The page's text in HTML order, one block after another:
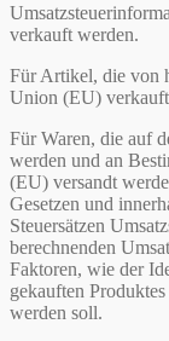
verkauft werden.
Für Artikel, die von
Union (EU)
Für Waren, die auf
werden und an
(EU) versandt
Gesetzen und
Steuersätzen
berechnenden
Faktoren, wie der
gekauften
werden soll.